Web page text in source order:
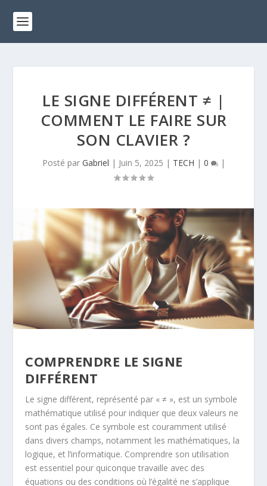
LE SIGNE DIFFÉRENT ≠ |
COMMENT LE FAIRE SUR
SON CLAVIER ?
Posté par Gabriel | Juin 5, 2025 | TECH | 0 |
COMPRENDRE LE SIGNE
DIFFÉRENT
Le signe différent, représenté par « ≠ », est un symbole
mathématique utilisé pour indiquer que deux valeurs ne
sont pas égales. Ce symbole est couramment utilisé
dans divers champs, notamment les mathématiques, la
logique, et l’informatique. Comprendre son utilisation
est essentiel pour quiconque travaille avec des
équations ou des conditions où l’égalité ne s’applique